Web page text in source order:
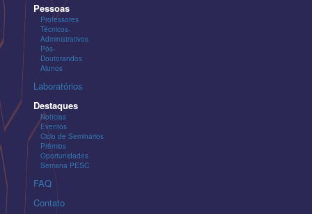
Pessoas
Professores
Técnicos-
Administrativos
Pós-
Doutorandos
Alunos
Laboratórios
Destaques
Notícias
Eventos
Ciclo de Seminários
Prêmios
Oportunidades
Semana PESC
FAQ
Contato